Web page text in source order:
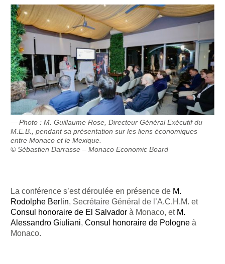
Photo : M. Guillaume Rose, Directeur Général Exécutif du
M.E.B., pendant sa présentation sur les liens économiques
entre Monaco et le Mexique.
© Sébastien Darrasse – Monaco Economic Board
La conférence s’est déroulée en présence de M.
Rodolphe Berlin, Secrétaire Général de l’A.C.H.M. et
Consul honoraire de El Salvador à Monaco, et M.
Alessandro Giuliani,Consul honoraire de Pologne à
Monaco.